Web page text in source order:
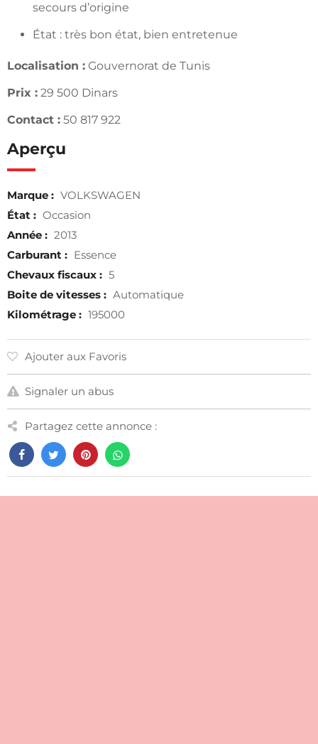
secours d’origine
État : très bon état, bien entretenue
Localisation : Gouvernorat de Tunis
Prix : 29 500 Dinars
Contact : 50 817 922
Aperçu
Marque : VOLKSWAGEN
État : Occasion
Année : 2013
Carburant : Essence
Chevaux fiscaux : 5
Boite de vitesses : Automatique
Kilométrage : 195000
Ajouter aux Favoris
Signaler un abus
Partagez cette annonce :